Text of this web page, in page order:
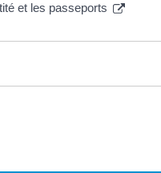
et les passeports